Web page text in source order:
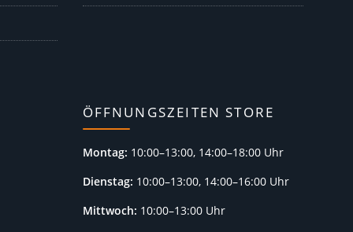
ÖFFNUNGSZEITEN STORE
Montag: 10:00–13:00, 14:00–18:00 Uhr
Dienstag: 10:00–13:00, 14:00–16:00 Uhr
Mittwoch: 10:00–13:00 Uhr